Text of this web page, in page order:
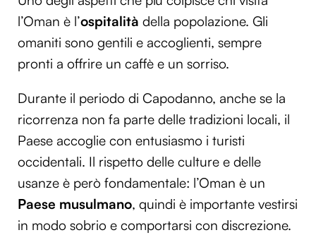
l’Oman è l’ospitalità della popolazione. Gli
omaniti sono gentili e accoglienti, sempre
pronti a offrire un caffè e un sorriso.
Durante il periodo di Capodanno, anche se la
ricorrenza non fa parte delle tradizioni locali, il
Paese accoglie con entusiasmo i turisti
occidentali. Il rispetto delle culture e delle
usanze è però fondamentale: l’Oman è un
Paese musulmano, quindi è importante vestirsi
in modo sobrio e comportarsi con discrezione.